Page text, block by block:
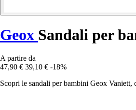
Geox Sandali per
A partire da
47,90 € 39,10 € -18%
Scopri le sandali per bambini Geox